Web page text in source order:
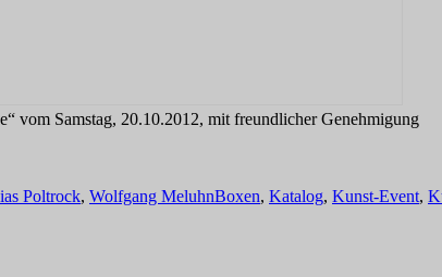
vom Samstag, 20.10.2012, mit freundlicher Genehmigung
Poltrock, Wolfgang MeluhnBoxen, Katalog, Kunst-Event,